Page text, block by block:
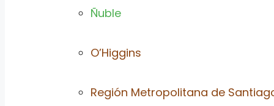
Ñuble
O’Higgins
Región Metropolitana de